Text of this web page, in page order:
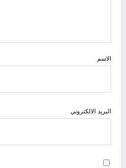
الاسم
البريد الالكتروني